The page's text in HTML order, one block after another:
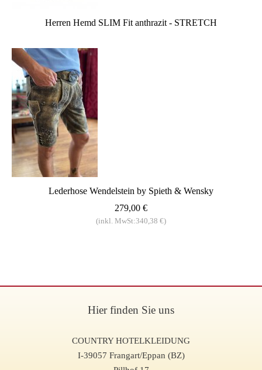
Herren Hemd SLIM Fit anthrazit - STRETCH
Lederhose Wendelstein by Spieth & Wensky
279,00 €
(inkl. MwSt:340,38 €)
Hier finden Sie uns
COUNTRY HOTELKLEIDUNG
I-39057 Frangart/Eppan (BZ)